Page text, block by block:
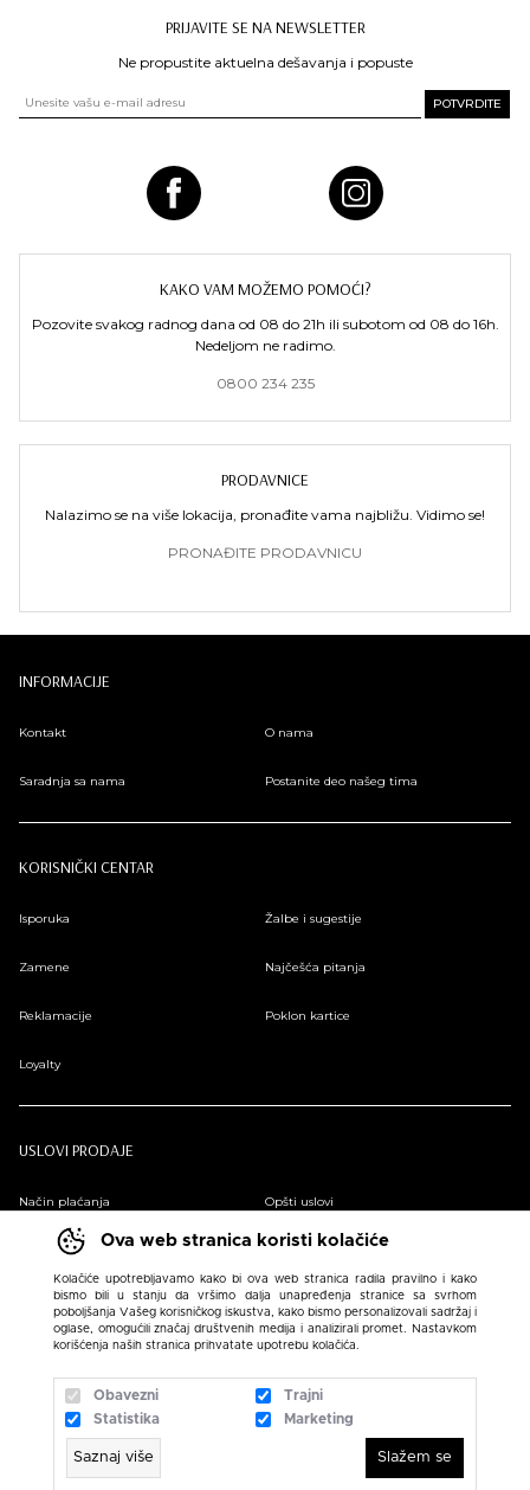
Ova web stranica koristi kolačiće
Kolačiće upotrebljavamo kako bi ova web stranica radila pravilno i kako
bismo bili u stanju da vršimo dalja unapređenja stranice sa svrhom
poboljšanja Vašeg korisničkog iskustva, kako bismo personalizovali sadržaj i
oglase, omogućili značaj društvenih medija i analizirali promet. Nastavkom
korišćenja naših stranica prihvatate upotrebu kolačića.
Obavezni
Trajni
Statistika
Marketing
Saznaj više Slažem se
PRIJAVITE SE NA NEWSLETTER
Ne propustite aktuelna dešavanja i popuste
KAKO VAM MOŽEMO POMOĆI?
Pozovite svakog radnog dana od 08 do 21h ili subotom od 08 do 16h.
Nedeljom ne radimo.
0800 234 235
PRODAVNICE
Nalazimo se na više lokacija, pronađite vama najbližu. Vidimo se!
PRONAĐITE PRODAVNICU
INFORMACIJE
Kontakt O nama
Saradnja sa nama Postanite deo našeg tima
KORISNIČKI CENTAR
Isporuka Žalbe i sugestije
Zamene Najčešća pitanja
Reklamacije Poklon kartice
Loyalty
USLOVI PRODAJE
Način plaćanja Opšti uslovi
Plaćanje na rate Pravilnik o zaštiti podataka o ličnosti
Sindikalna prodaja